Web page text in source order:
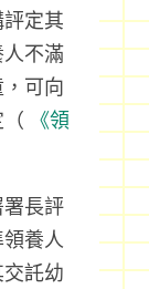
定其
不滿
可向
《領
長評
養人
託幼